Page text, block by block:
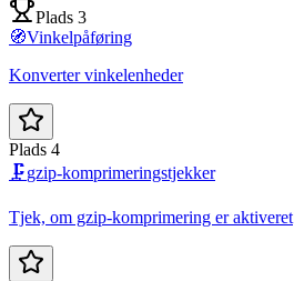
Plads 3
🧭Vinkelpåføring
Konverter vinkelenheder
Plads 4
🗜️gzip-komprimeringstjekker
Tjek, om gzip-komprimering er aktiveret